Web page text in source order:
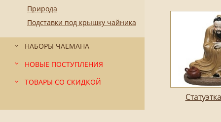
Природа
Подставки под крышку чайника
НАБОРЫ ЧАЕМАНА
НОВЫЕ ПОСТУПЛЕНИЯ
ТОВАРЫ СО СКИДКОЙ